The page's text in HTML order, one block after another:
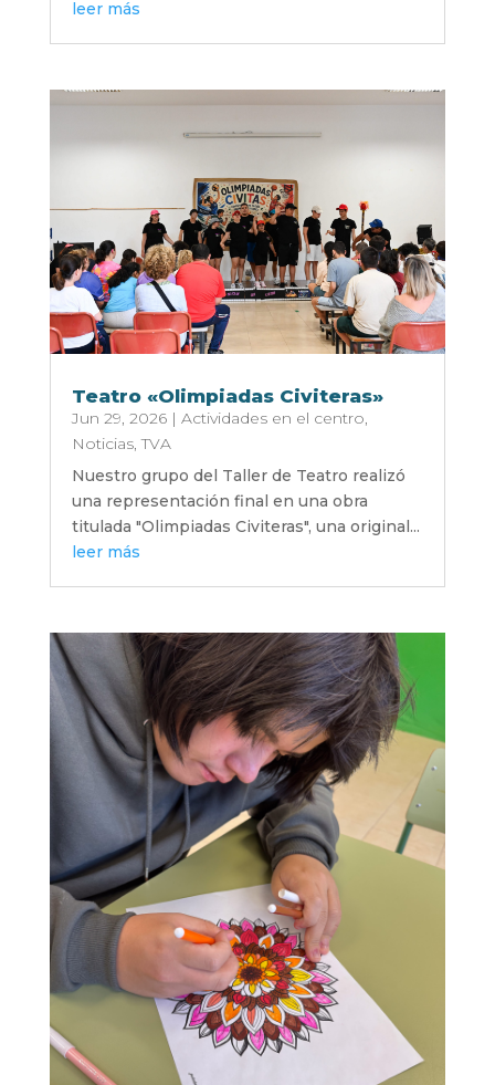
leer más
Teatro «Olimpiadas Civiteras»
Jun 29, 2026| Actividades en el centro
Noticias,TVA
Nuestro grupo del Taller de Teatro realizó
una representación final en una obra
titulada "Olimpiadas Civiteras", una original...
leer más